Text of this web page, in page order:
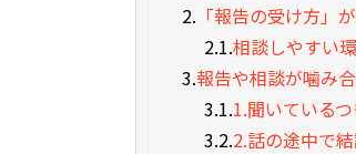
2. 「報告の受け方」
2.1.相談しやすい
3.報告や相談が噛み
3.1.1.聞いている
3.2.2.話の途中で